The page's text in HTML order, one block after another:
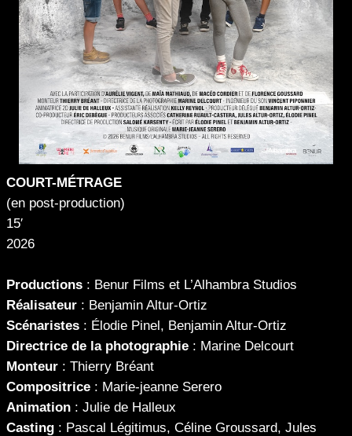
COURT-MÉTRAGE
(en post-production)
15′
2026
Productions : Benur Films et L’Alhambra Studios
Réalisateur : Benjamin Altur-Ortiz
Scénaristes : Élodie Pinel, Benjamin Altur-Ortiz
Directrice de la photographie : Marine Delcourt
Monteur : Thierry Bréant
Compositrice : Marie-jeanne Serero
Animation : Julie de Halleux
Casting : Pascal Légitimus, Céline Groussard, Jules